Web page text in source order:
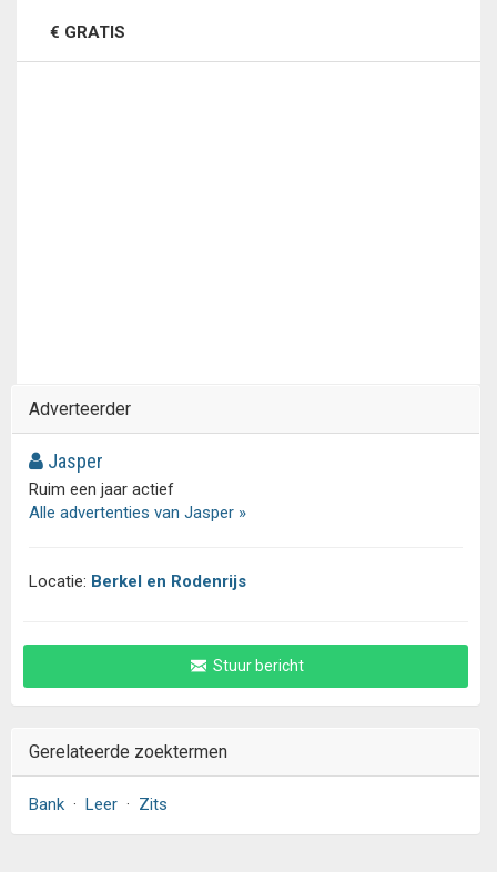
€ GRATIS
Adverteerder
Jasper
Ruim een jaar actief
Alle advertenties van Jasper »
Locatie: Berkel en Rodenrijs
Stuur bericht
Gerelateerde zoektermen
Bank · Leer · Zits